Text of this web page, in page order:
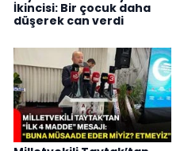
İkincisi: Bir çocuk daha
düşerek can verdi